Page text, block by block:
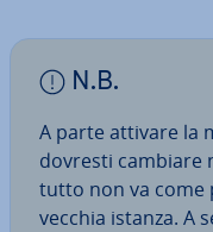
N.B.
A parte attivare la
dovresti cambiare
tutto non va come
vecchia istanza. A